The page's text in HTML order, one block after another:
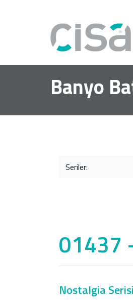
Banyo
Seriler:
01437
Nostalgia Serisi